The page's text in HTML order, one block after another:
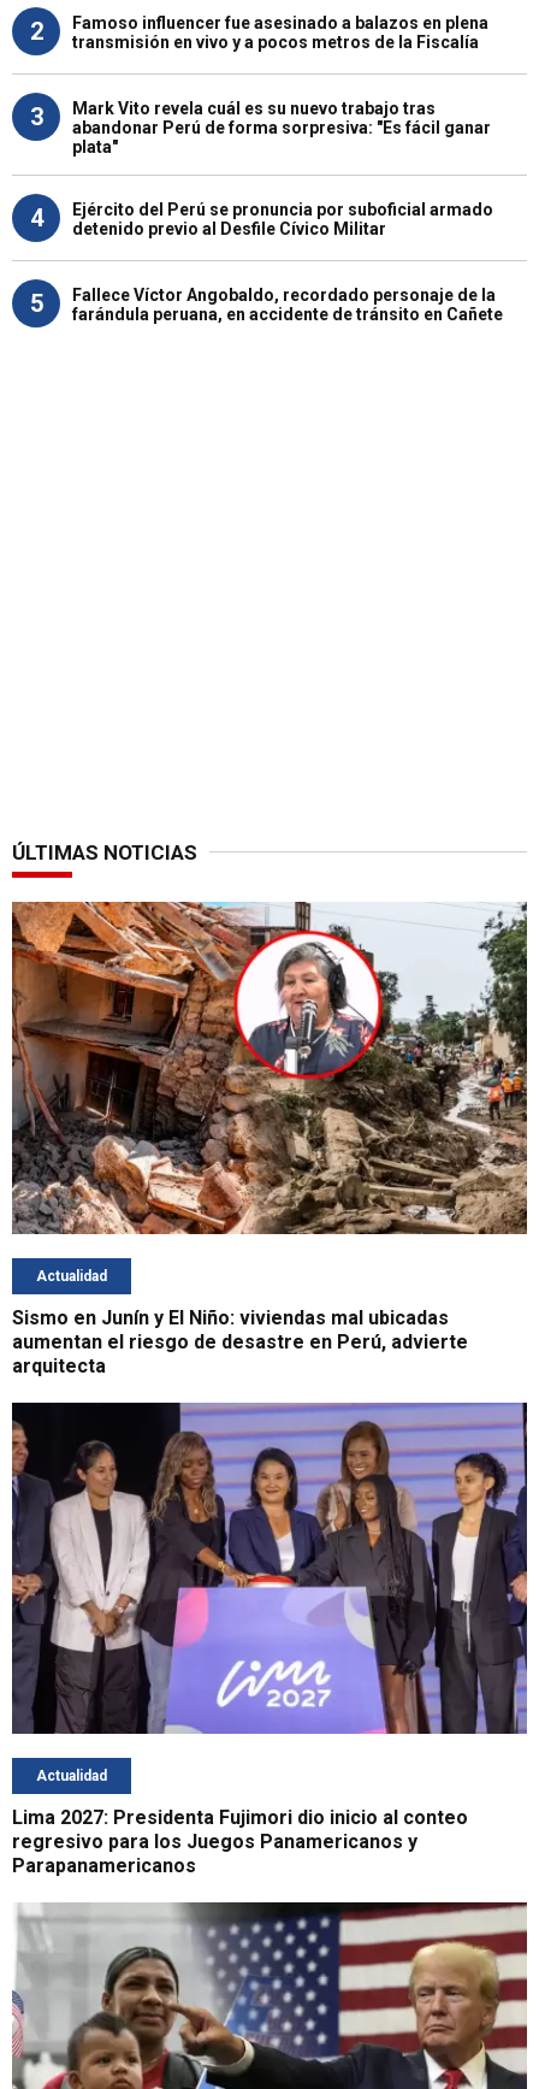
2
Famoso influencer fue asesinado a balazos en plena
transmisión en vivo y a pocos metros de la Fiscalía
3
Mark Vito revela cuál es su nuevo trabajo tras
abandonar Perú de forma sorpresiva: "Es fácil ganar
plata"
4
Ejército del Perú se pronuncia por suboficial armado
detenido previo al Desfile Cívico Militar
5
Fallece Víctor Angobaldo, recordado personaje de la
farándula peruana, en accidente de tránsito en Cañete
ÚLTIMAS NOTICIAS
Actualidad
Sismo en Junín y El Niño: viviendas mal ubicadas
aumentan el riesgo de desastre en Perú, advierte
arquitecta
Actualidad
Lima 2027: Presidenta Fujimori dio inicio al conteo
regresivo para los Juegos Panamericanos y
Parapanamericanos